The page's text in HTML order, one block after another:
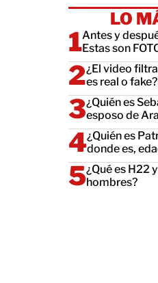
LO
Antes y
Estas son
¿El video
es real o fake?
¿Quién es
esposo de
¿Quién es
donde es,
¿Qué es H22
hombres?